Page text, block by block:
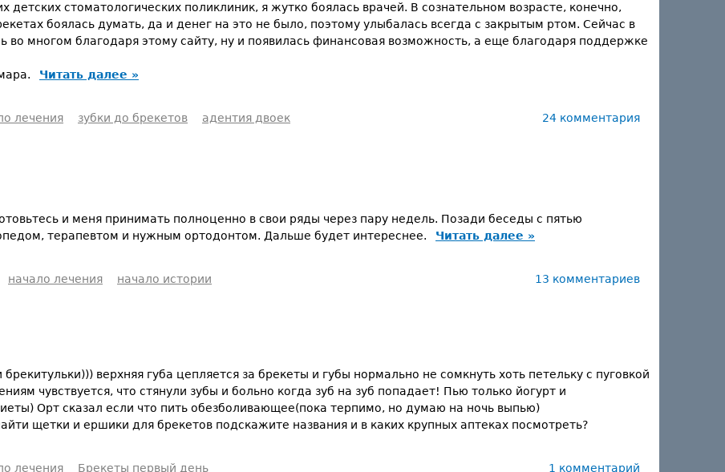
стоматологических поликлиник, я жутко боялась врачей. В сознательном возрасте, конечно,
боялась думать, да и денег на это не было, поэтому улыбалась всегда с закрытым ртом. Сейчас в
во многом благодаря этому сайту, ну и появилась финансовая возможность, а еще благодаря поддержке
Читать далее »
лечения зубки до брекетов адентия двоек 24 комментария
и меня принимать полноценно в свои ряды через пару недель. Позади беседы с пятью
терапевтом и нужным ортодонтом. Дальше будет интереснее.
Читать далее »
начало лечения начало истории 13 комментариев
верхняя губа цепляется за брекеты и губы нормально не сомкнуть хоть петельку с пуговкой
чувствуется, что стянули зубы и больно когда зуб на зуб попадает! Пью только йогурт и
Орт сказал если что пить обезболивающее(пока терпимо, но думаю на ночь выпью)
щетки и ершики для брекетов подскажите названия и в каких крупных аптеках посмотреть?
лечения Брекеты первый день 1 комментарий